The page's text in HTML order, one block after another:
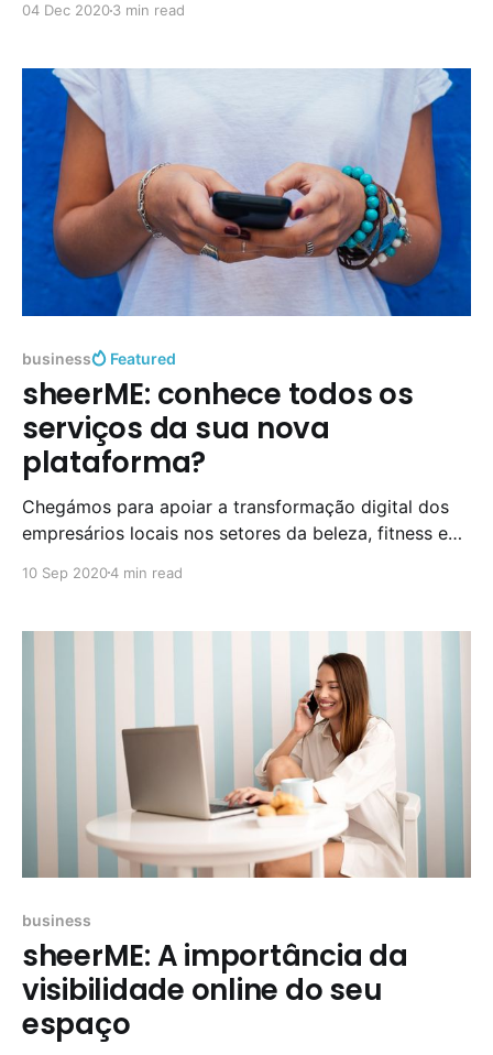
04 Dec 20203 min read
business Featured
sheerME: conhece todos os
serviços da sua nova
plataforma?
Chegámos para apoiar a transformação digital dos
empresários locais nos setores da beleza, fitness e
business e consumidor final. No entanto, somos
plataforma que pode descobrir e usufruir ao máximo,
10 Sep 20204 min read
business
sheerME: A importância da
visibilidade online do seu
espaço